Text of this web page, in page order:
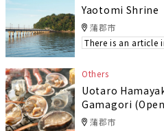
Yaotomi Shrine
蒲郡市
There is an article
Others
Uotaro
Gamagori
蒲郡市